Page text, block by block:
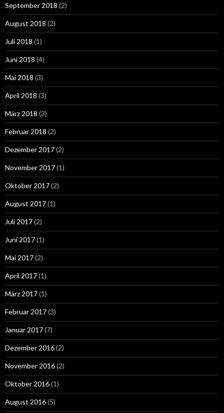
September 2018 (2)
August 2018 (2)
Juli 2018 (1)
Juni 2018 (4)
Mai 2018 (3)
April 2018 (3)
März 2018 (3)
Februar 2018 (2)
Dezember 2017(2)
November 2017(1)
Oktober 2017(2)
August 2017(1)
Juli 2017(2)
Juni 2017(1)
Mai 2017(2)
April 2017(1)
März 2017(1)
Februar 2017(3)
Januar 2017(7)
Dezember 2016(2)
November 2016(2)
Oktober 2016(1)
August 2016(5)